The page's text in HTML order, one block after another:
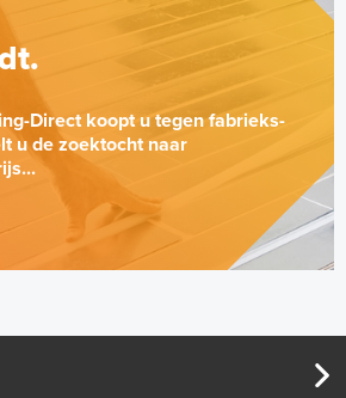
Direct koopt u tegen fabrieks-
u de zoektocht naar